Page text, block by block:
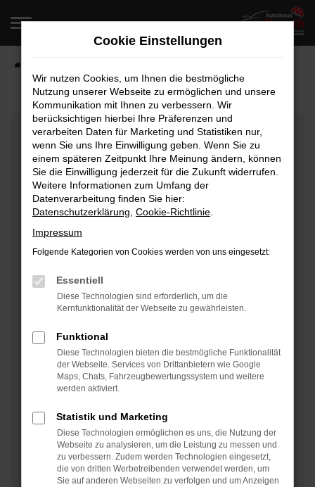
Zum
springen
Fehler: Network Error
Beim Laden ist ein Fehler aufgetreten.
Hier sind ein paar Tipps, die dir helfen können:
Überprüfe deine Firewall und deine
Internetverbindung.
Laden andere Webseiten, zum Beispiel deine
Manche Erweiterungen, wie Werbeblocker, können
das Laden bestimmter Seiten verhindern.
Funktioniert die Seite in einem anderen Browser
Starte dein Gerät neu.
Das kann manchmal helfen, vorübergehende
Probleme zu beheben.
Betriebssystem auf dem neuesten Stand sind.
Veraltete Software birgt nicht nur ein
Sicherheitsrisiko, sondern kann auch dazu führen,
dass bestimmte Funktionen nicht mehr unterstützt
werden.
Cookie Einstellungen
Wir nutzen Cookies, um Ihnen die bestmögliche
Nutzung unserer Webseite zu ermöglichen und unsere
Kommunikation mit Ihnen zu verbessern. Wir
berücksichtigen hierbei Ihre Präferenzen und
verarbeiten Daten für Marketing und Statistiken nur,
wenn Sie uns Ihre Einwilligung geben. Wenn Sie zu
einem späteren Zeitpunkt Ihre Meinung ändern, können
Sie die Einwilligung jederzeit für die Zukunft widerrufen.
Weitere Informationen zum Umfang der
Datenverarbeitung finden Sie hier:
Datenschutzerklärung Cookie-Richtlinie
Impressum
Folgende Kategorien von Cookies werden von uns eingesetzt:
Essentiell
Diese Technologien sind erforderlich, um die
Kernfunktionalität der Webseite zu gewährleisten.
Funktional
Diese Technologien bieten die bestmögliche Funktionalität
der Webseite. Services von Drittanbietern wie Google
Maps, Chats, Fahrzeugbewertungssystem und weitere
werden aktiviert.
Statistik und Marketing
Diese Technologien ermöglichen es uns, die Nutzung der
Webseite zu analysieren, um die Leistung zu messen und
zu verbessern. Zudem werden Technologien eingesetzt,
die von dritten Werbetreibenden verwendet werden, um
Sie auf anderen Webseiten zu verfolgen und um Anzeigen